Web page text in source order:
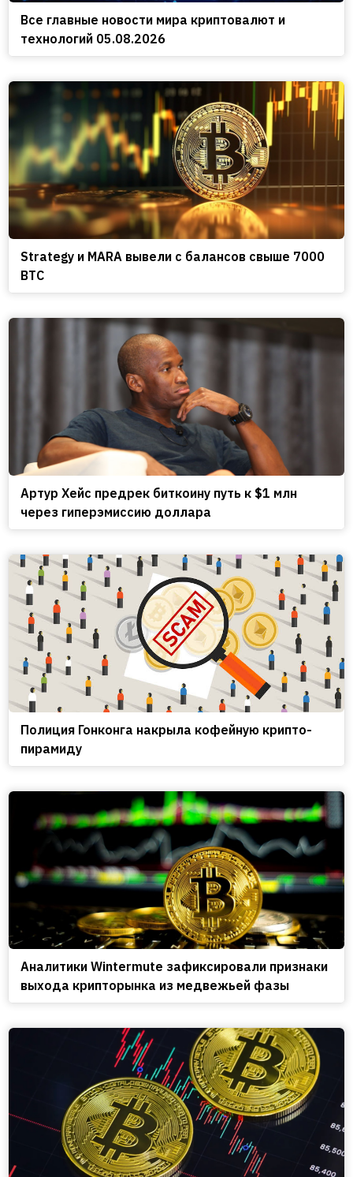
Все главные новости мира криптовалют и
технологий 05.08.2026
Strategy и MARA вывели с балансов свыше 7000
BTC
Артур Хейс предрек биткоину путь к $1 млн
через гиперэмиссию доллара
Полиция Гонконга накрыла кофейную крипто-
пирамиду
Аналитики Wintermute зафиксировали признаки
выхода крипторынка из медвежьей фазы